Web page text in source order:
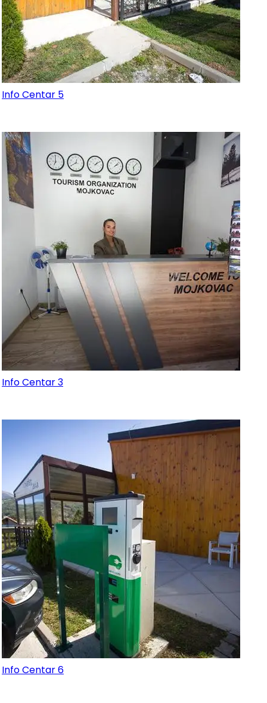
Info Centar 5
Info Centar 3
Info Centar 6